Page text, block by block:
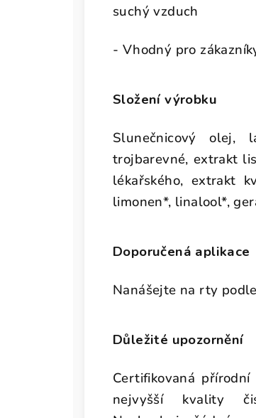
suchý vzduch
- Vhodný pro
Složení výrobku
Slunečnicový olej,
trojbarevné, extrakt
lékařského, extrakt
limonen*, linalool*,
Doporučená aplikace
Nanášejte na rty
Důležité upozornění
Certifikovaná
nejvyšší kvality